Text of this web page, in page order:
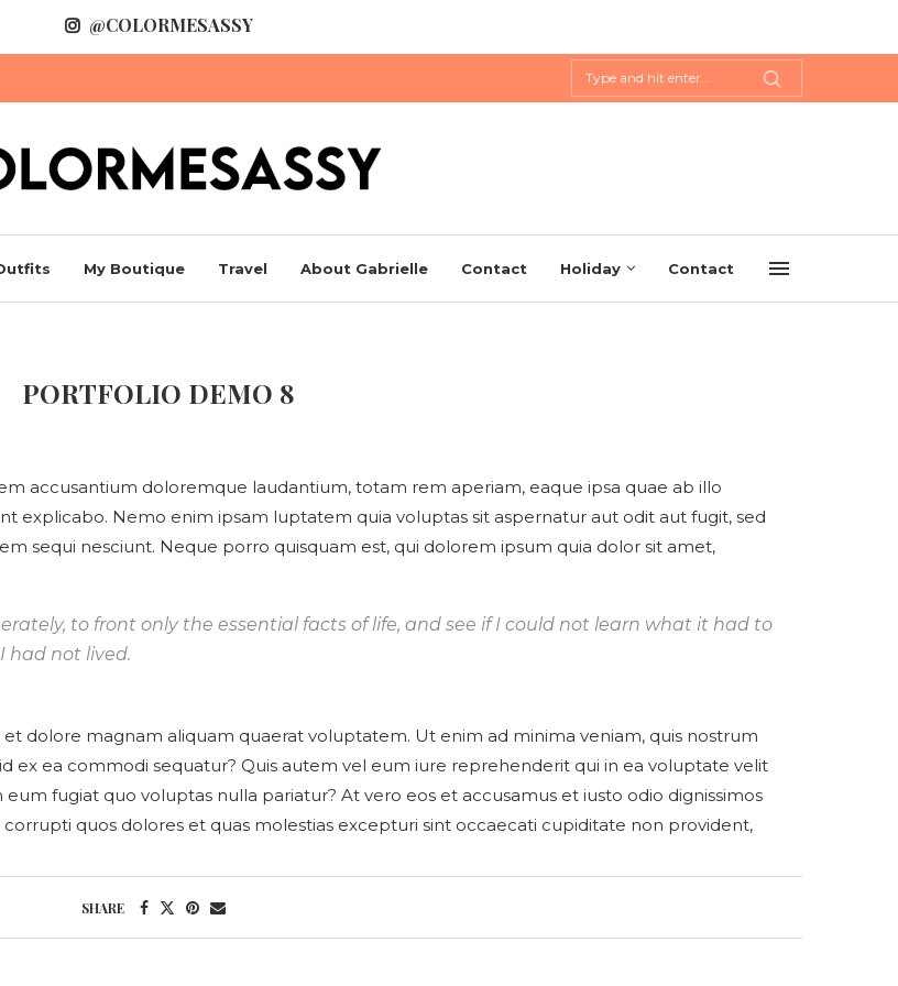
@COLORMESASSY
My Boutique Travel About Gabrielle Contact Holiday Contact
PORTFOLIO DEMO 8
accusantium doloremque laudantium, totam rem aperiam, eaque ipsa quae ab illo
explicabo. Nemo enim ipsam luptatem quia voluptas sit aspernatur aut odit aut fugit, sed
sequi nesciunt. Neque porro quisquam est, qui dolorem ipsum quia dolor sit amet,
to front only the essential facts of life, and see if I could not learn what it had to
had not lived.
dolore magnam aliquam quaerat voluptatem. Ut enim ad minima veniam, quis nostrum
ex ea commodi sequatur? Quis autem vel eum iure reprehenderit qui in ea voluptate velit
fugiat quo voluptas nulla pariatur? At vero eos et accusamus et iusto odio dignissimos
quos dolores et quas molestias excepturi sint occaecati cupiditate non provident,
SHARE